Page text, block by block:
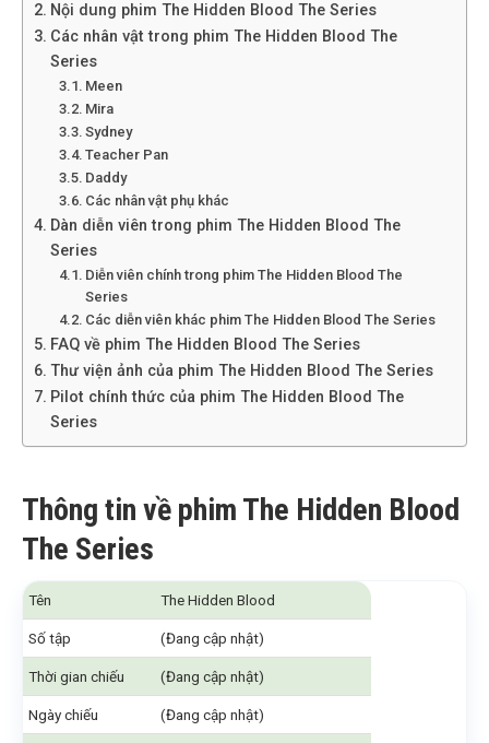
Nội dung phim The Hidden Blood The Series
Các nhân vật trong phim The Hidden Blood The
Series
Meen
Mira
Sydney
Teacher Pan
Daddy
Các nhân vật phụ khác
Dàn diễn viên trong phim The Hidden Blood The
Series
Diễn viên chính trong phim The Hidden Blood The
Series
Các diễn viên khác phim The Hidden Blood The Series
FAQ về phim The Hidden Blood The Series
Thư viện ảnh của phim The Hidden Blood The Series
Pilot chính thức của phim The Hidden Blood The
Series
Thông tin về phim The Hidden Blood
The Series
Tên The Hidden Blood
Số tập (Đang cập nhật)
Thời gian chiếu (Đang cập nhật)
Ngày chiếu (Đang cập nhật)